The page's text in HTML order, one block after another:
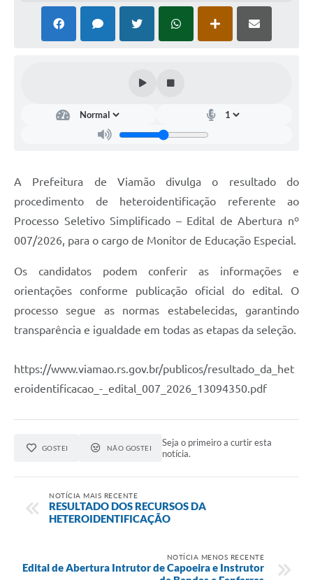
A Prefeitura de Viamão divulga o resultado do
procedimento de heteroidentificação referente ao
Processo Seletivo Simplificado – Edital de Abertura nº
007/2026, para o cargo de Monitor de Educação Especial.
Os candidatos podem conferir as informações e
orientações conforme publicação oficial do edital. O
processo segue as normas estabelecidas, garantindo
transparência e igualdade em todas as etapas da seleção.
https://www.viamao.rs.gov.br/publicos/resultado_da_het
eroidentificacao_-_edital_007_2026_13094350.pdf
GOSTEI NÃO GOSTEI
Seja o primeiro a curtir esta
notícia.
NOTÍCIA MAIS RECENTE
RESULTADO DOS RECURSOS DA
HETEROIDENTIFICAÇÃO
NOTÍCIA MENOS RECENTE
Edital de Abertura Intrutor de Capoeira e Instrutor